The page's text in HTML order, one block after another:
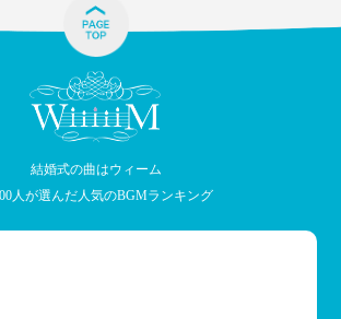
結婚式の曲はウィーム
人が選んだ人気のBGMランキング